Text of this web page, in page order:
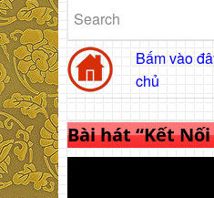
Bấm vào
chủ
Bài hát “Kết Nối